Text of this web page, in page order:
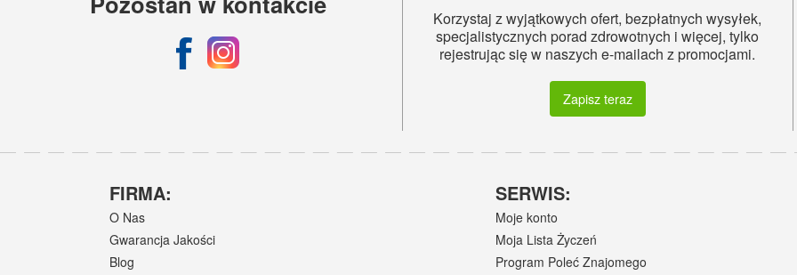
Korzystaj z wyjątkowych ofert, bezpłatnych wysyłek,
specjalistycznych porad zdrowotnych i więcej, tylko
rejestrując się w naszych e-mailach z promocjami.
Zapisz teraz
FIRMA:
O Nas
Gwarancja Jakości
Blog
SERWIS:
Moje konto
Moja Lista Życzeń
Program Poleć Znajomego